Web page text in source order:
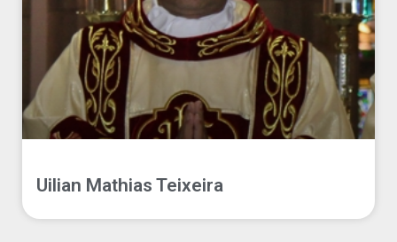
Uilian Mathias Teixeira